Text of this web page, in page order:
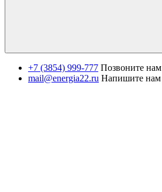
+7 (3854) 999-777 Позвоните нам
mail@energia22.ru Напишите нам